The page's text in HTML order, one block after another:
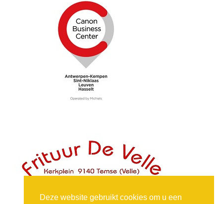
Deze website gebruikt cookies om u een